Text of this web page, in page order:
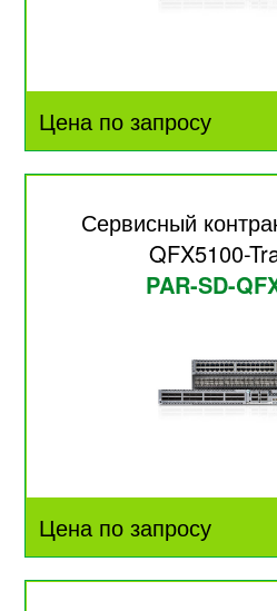
Цена по запросу
Сервисный
QFX5100-
PAR-SD-
Цена по запросу